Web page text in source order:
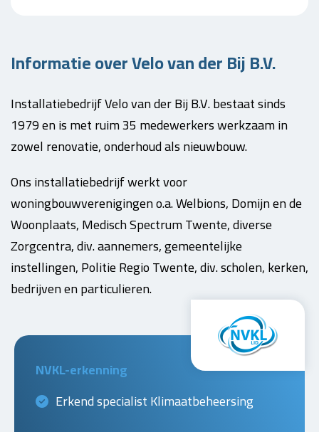
Informatie over Velo van der Bij B.V.
Installatiebedrijf Velo van der Bij B.V. bestaat sinds
1979 en is met ruim 35 medewerkers werkzaam in
zowel renovatie, onderhoud als nieuwbouw.
Ons installatiebedrijf werkt voor
woningbouwverenigingen o.a. Welbions, Domijn en de
Woonplaats, Medisch Spectrum Twente, diverse
Zorgcentra, div. aannemers, gemeentelijke
instellingen, Politie Regio Twente, div. scholen, kerken,
bedrijven en particulieren.
NVKL-erkenning
Erkend specialist Klimaatbeheersing